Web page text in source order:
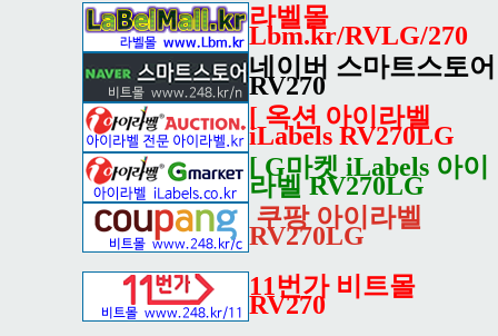
라벨몰
Lbm.kr/RVLG/270
네이버 스마트스토어
RV270
[ 옥션 아이라벨
iLabels RV270LG
[ G마켓 iLabels 아이
라벨 RV270LG
쿠팡 아이라벨
RV270LG
11번가 비트몰
RV270